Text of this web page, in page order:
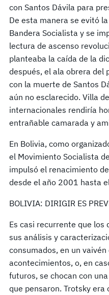
con Santos Dávila para
De esta manera se evitó
Bandera Socialista y se
lectura de ascenso
planteaba la caída de la
después, el ala obrera del
con la muerte de Santos
aún no esclarecido. Villa
internacionales rendiría
entrañable camarada y
En Bolivia, como
el Movimiento Socialista
impulsó el renacimiento
desde el año 2001 hasta
BOLIVIA: DIRIGIR ES
Es casi recurrente que
sus análisis y
consumados, en un
acontecimientos, o, en
futuros, se chocan con
que pensaron. Trotsky